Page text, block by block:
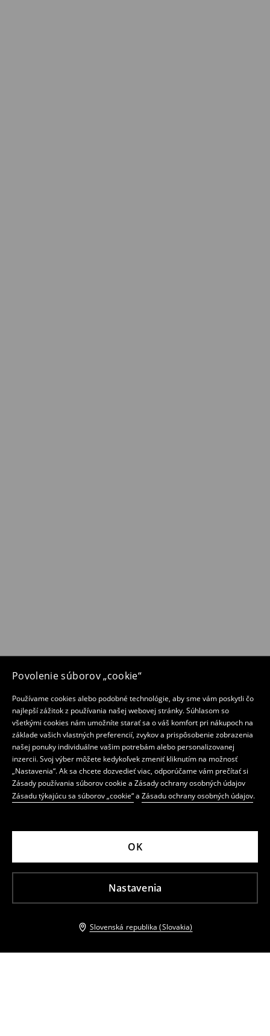
Povolenie súborov „cookie“
Používame cookies alebo podobné technológie, aby sme vám poskytli čo
najlepší zážitok z používania našej webovej stránky. Súhlasom so
všetkými cookies nám umožníte starať sa o váš komfort pri nákupoch na
základe vašich vlastných preferencií, zvykov a prispôsobenie zobrazenia
našej ponuky individuálne vašim potrebám alebo personalizovanej
inzercii. Svoj výber môžete kedykoľvek zmeniť kliknutím na možnosť
„Nastavenia“. Ak sa chcete dozvedieť viac, odporúčame vám prečítať si
Zásady používania súborov cookie a Zásady ochrany osobných údajov
Zásadu týkajúcu sa súborov „cookie“a Zásadu ochrany osobných údajov.
Nastavenia
OK
Slovenská republika (Slovakia)